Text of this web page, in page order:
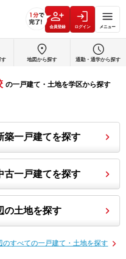
会員登録 ログイン メニュー
す 地図から探す 通勤・通学から探す
の一戸建て・土地を学区から探す
築一戸建てを探す
古一戸建てを探す
の土地を探す
のすべての一戸建て・土地を探す